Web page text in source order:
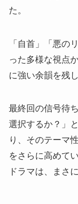
た。
「自首」「悪の
った多様な視点
に強い余韻を残
最終回の信号待
選択するか？」
り、そのテーマ
をさらに高めて
ドラマは、まさ